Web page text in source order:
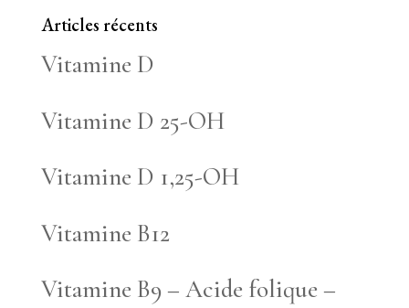
Articles récents
Vitamine D
Vitamine D 25-OH
Vitamine D 1,25-OH
Vitamine B12
Vitamine B9 – Acide folique –